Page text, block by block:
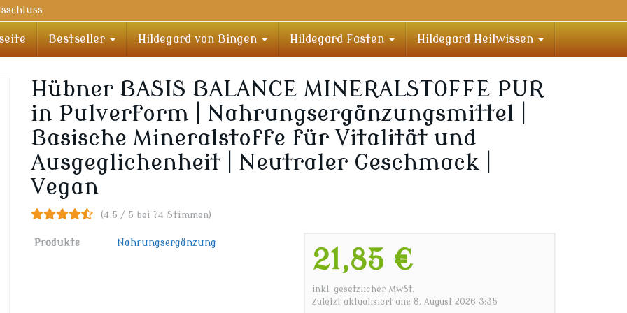
Bestseller Hildegard von Bingen Hildegard Fasten Hildegard Heilwissen
Hübner BASIS BALANCE MINERALSTOFFE PUR
in Pulverform | Nahrungsergänzungsmittel |
Basische Mineralstoffe für Vitalität und
Ausgeglichenheit | Neutraler Geschmack |
Vegan
(4.5 / 5 bei 74 Stimmen)
21,85 €
inkl. gesetzlicher MwSt.
Zuletzt aktualisiert am: 8. August 2026 3:35
Produkte Nahrungsergänzung